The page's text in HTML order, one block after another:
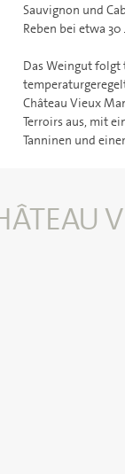
Sauvignon und
Reben bei etwa
Das Weingut
Château Vieux
Terroirs aus, mit
Tanninen und